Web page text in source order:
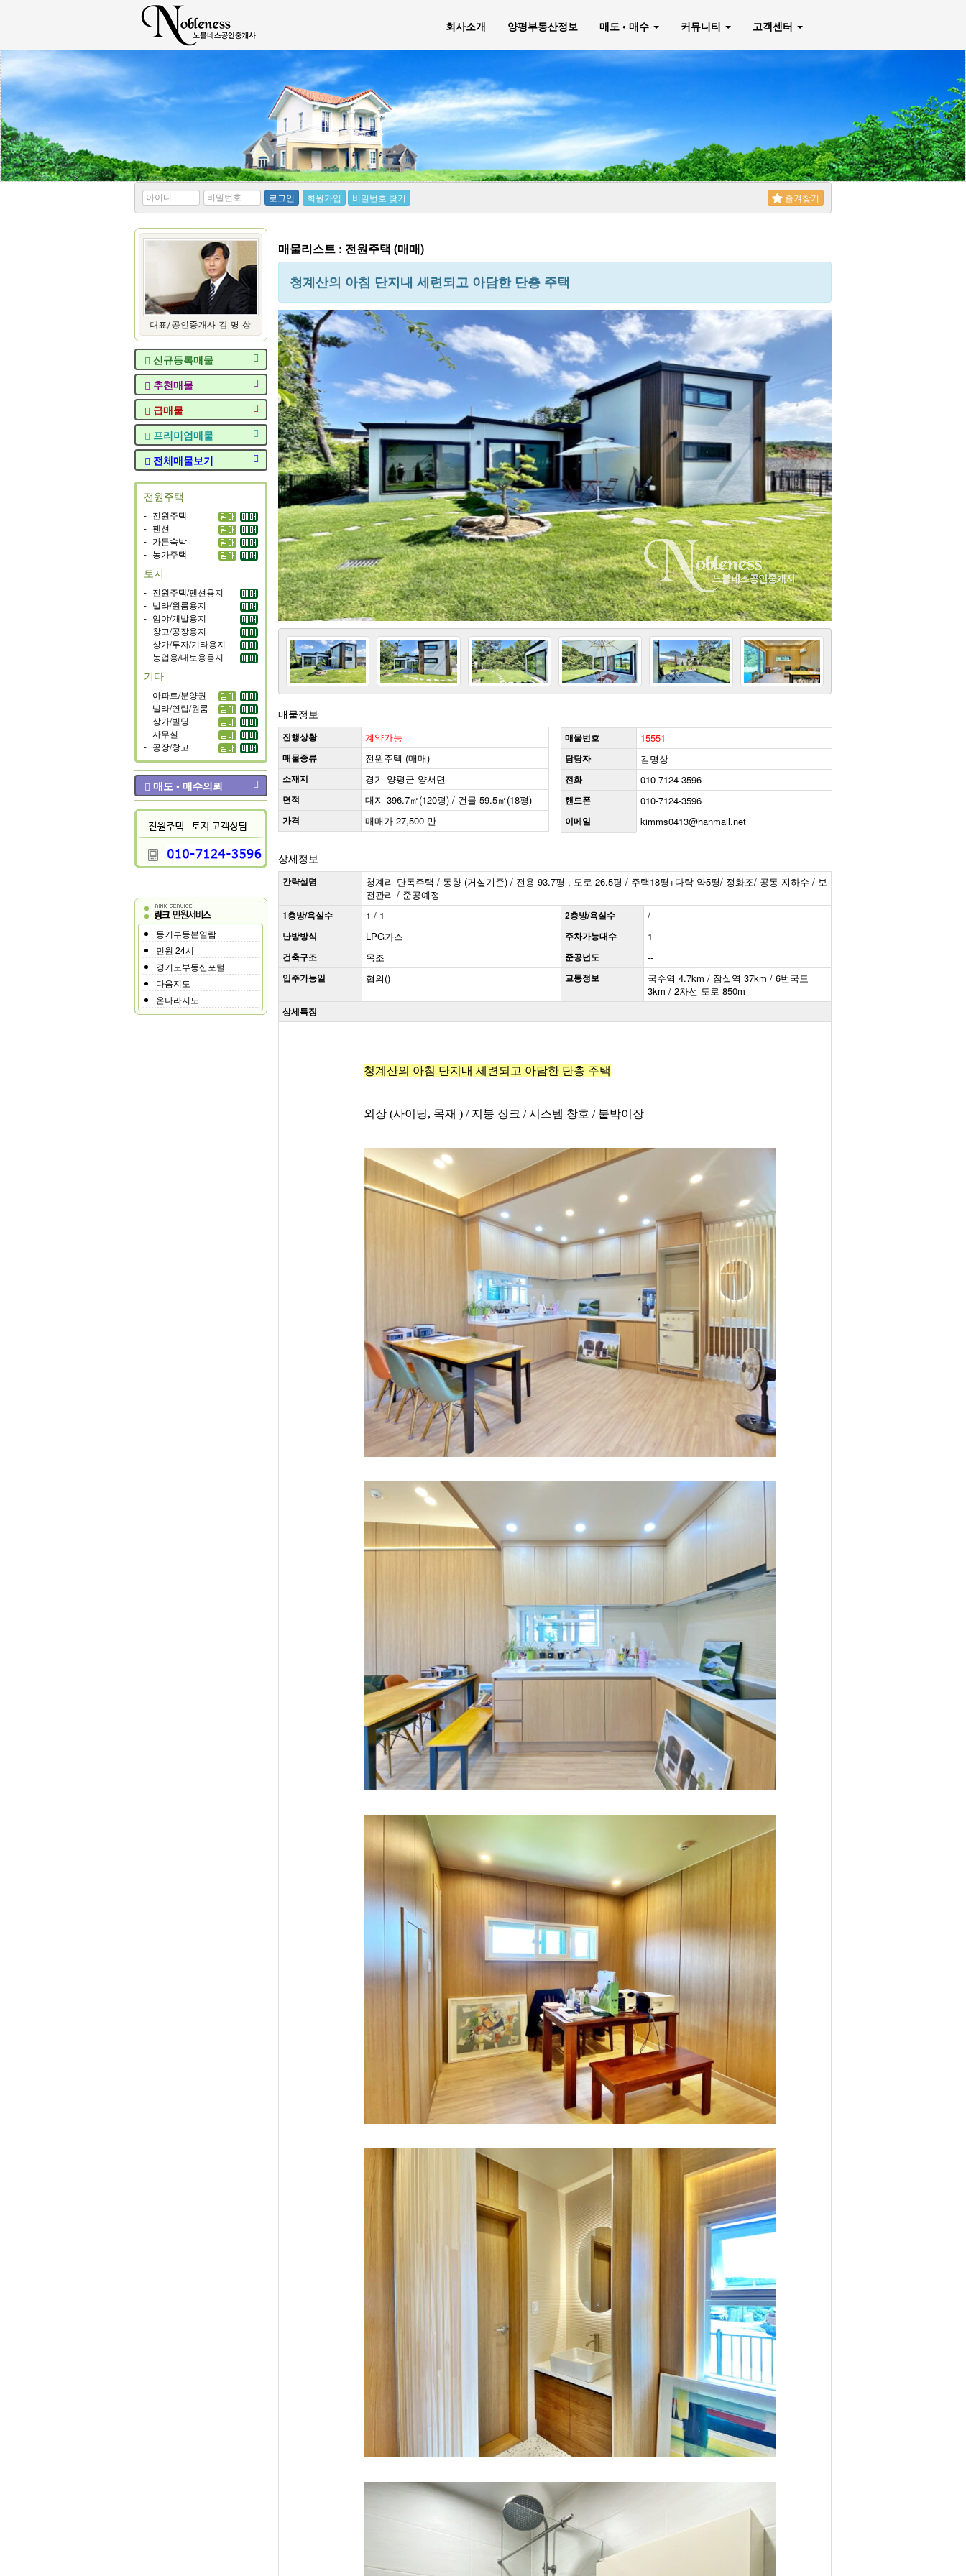
회사소개 양평부동산정보 매도 • 매수 커뮤니티 고객센터
*
아
디
*
비
번
호
로그인 회원가입 비밀번호 찾기 즐겨찾기
신규등록매물
추천매물
급매물
프리미엄매물
전체매물보기
전원주택
- 전원주택
- 펜션
- 가든숙박
- 농가주택
토지
- 전원주택/펜션용지
- 빌라/원룸용지
- 임야/개발용지
- 창고/공장용지
- 상가/투자/기타용지
- 농업용/대토용용지
기타
- 아파트/분양권
- 빌라/연립/원룸
- 상가/빌딩
- 사무실
- 공장/창고
매도 • 매수의뢰
등기부등본열람
민원 24시
경기도부동산포털
다음지도
온나라지도
매물리스트 : 전원주택 (매매)
청계산의 아침 단지내 세련되고 아담한 단층 주택
매물정보
진행상황 계약가능
매물종류 전원주택 (매매)
소재지 경기 양평군 양서면
면적 대지 396.7㎡(120평) / 건물 59.5㎡(18평)
가격 매매가 27,500 만
매물번호 15551
담당자 김명상
전화 010-7124-3596
핸드폰 010-7124-3596
이메일 kimms0413@hanmail.net
상세정보
간략설명
청계리 단독주택 / 동향 (거실기준) / 전용 93.7평 , 도로 26.5평 / 주택18평+다락 약5평/ 정화조/ 공동 지하수 / 보
전관리 / 준공예정
1층방/욕실수 1 / 1 2층방/욕실수 /
난방방식 LPG가스 주차가능대수 1
건축구조 목조 준공년도 --
입주가능일 협의() 교통정보
국수역 4.7km / 잠실역 37km / 6번국도
3km / 2차선 도로 850m
상세특징
청계산의 아침 단지내 세련되고 아담한 단층 주택
외장 (사이딩, 목재 ) / 지붕 징크 / 시스템 창호 / 붙박이장